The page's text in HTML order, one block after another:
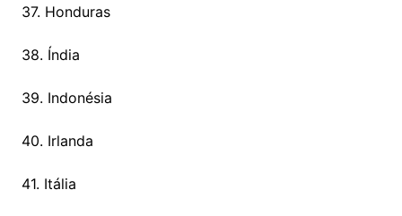
37. Honduras
38. Índia
39. Indonésia
40. Irlanda
41. Itália